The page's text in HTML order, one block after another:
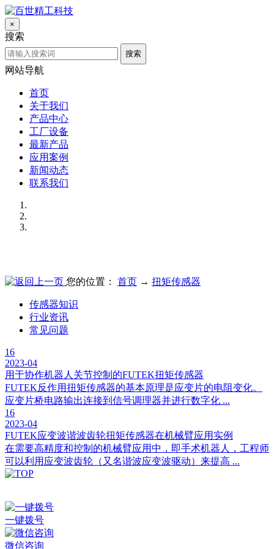
×
搜索
搜索
网站导航
首页
关于我们
产品中心
工厂设备
最新产品
应用案例
新闻动态
联系我们
您的位置： 首页 → 扭矩传感器
传感器知识
行业资讯
常见问题
16
2023-04
用于协作机器人关节控制的FUTEK扭矩传感器
FUTEK反作用扭矩传感器的基本原理是应变片的电阻变化。
应变片桥电路输出连接到信号调理器并进行数字化 ...
16
2023-04
FUTEK应变波谐波齿轮扭矩传感器在机械臂应用实例
在需要高精度和控制的机械臂应用中，即手术机器人，工程师
可以利用应变波齿轮（又名谐波应变波驱动）来提高 ...
一键拨号
微信咨询